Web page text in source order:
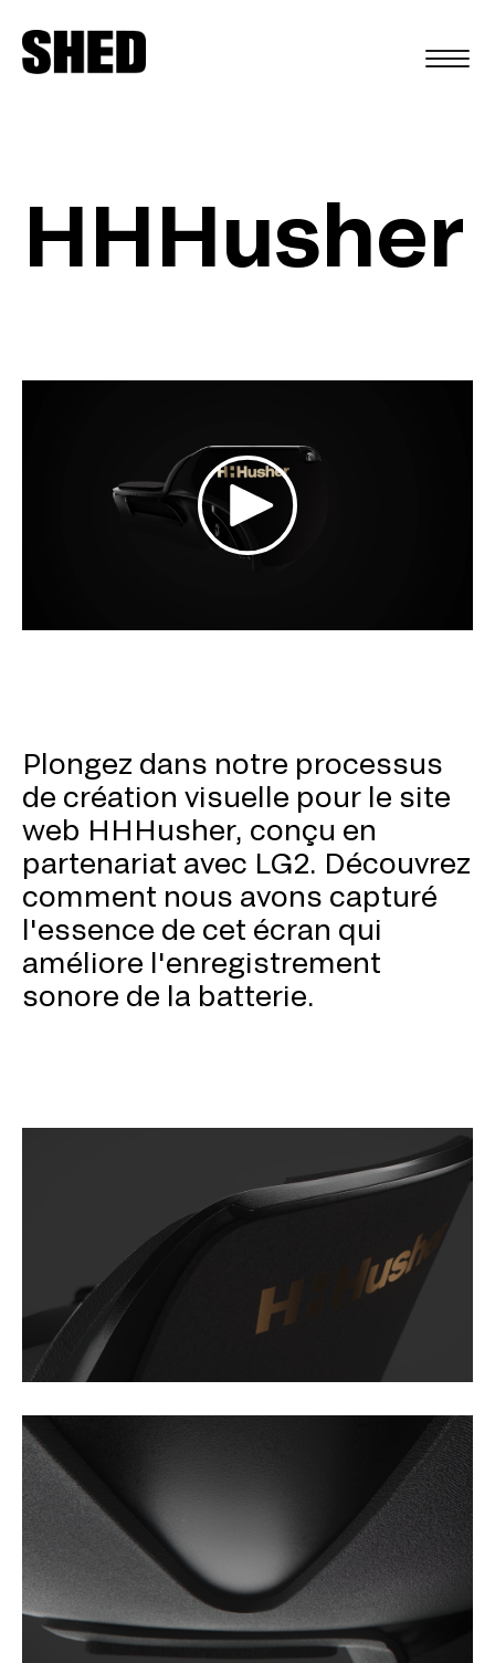
HHHusher
Plongez dans notre processus
de création visuelle pour le site
web HHHusher, conçu en
partenariat avec LG2. Découvrez
comment nous avons capturé
l'essence de cet écran qui
améliore l'enregistrement
sonore de la batterie.